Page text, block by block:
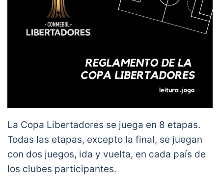
La Copa Libertadores se juega en 8 etapas.
Todas las etapas, excepto la final, se juegan
con dos juegos, ida y vuelta, en cada país de
los clubes participantes.